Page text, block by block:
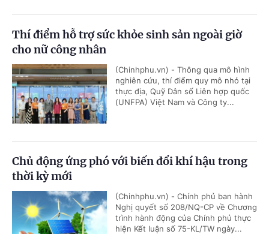
Thí điểm hỗ trợ sức khỏe sinh sản ngoài giờ
cho nữ công nhân
(Chinhphu.vn) - Thông qua mô hình
nghiên cứu, thí điểm quy mô nhỏ tại
thực địa, Quỹ Dân số Liên hợp quốc
(UNFPA) Việt Nam và Công ty...
Chủ động ứng phó với biến đổi khí hậu trong
thời kỳ mới
(Chinhphu.vn) - Chính phủ ban hành
Nghị quyết số 208/NQ-CP về Chương
trình hành động của Chính phủ thực
hiện Kết luận số 75-KL/TW ngày...